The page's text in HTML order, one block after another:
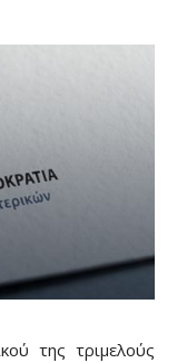
της τριμελούς